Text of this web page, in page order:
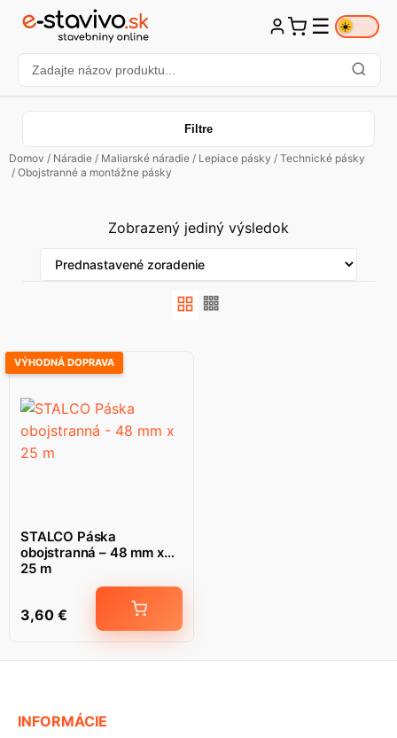
☰ ☀️
Filtre
Domov / Náradie / Maliarské náradie / Lepiace pásky / Technické pásky
/ Obojstranné a montážne pásky
Zobrazený jediný výsledok
VÝHODNÁ DOPRAVA
STALCO Páska
obojstranná – 48 mm x
25 m
3,60 €
INFORMÁCIE